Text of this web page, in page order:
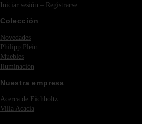
Iniciar sesión – Registrarse
Colección
Novedades
Philipp Plein
Muebles
Iluminación
Nuestra empresa
Acerca de Eichholtz
Villa Acacia